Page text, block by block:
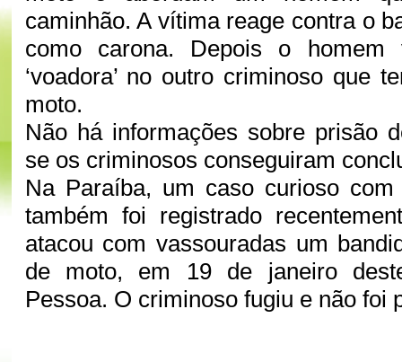
caminhão. A vítima reage contra o
como carona. Depois o
‘voadora’ no outro criminoso que
moto.
Não há informações sobre prisão
se os criminosos conseguiram
Na Paraíba, um caso curioso
também foi registrado
atacou com vassouradas um
de moto, em 19 de janeiro
Pessoa. O criminoso fugiu e não foi